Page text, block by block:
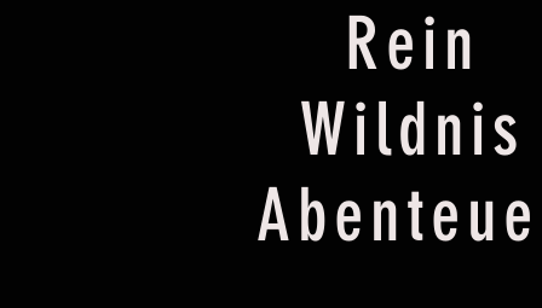
Rein
Wildnis